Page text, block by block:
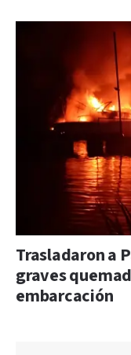
Trasladaron a
graves
embarcación